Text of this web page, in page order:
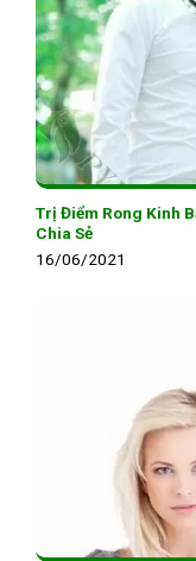
Trị Điểm Rong Kinh
Chia Sẻ
16/06/2021